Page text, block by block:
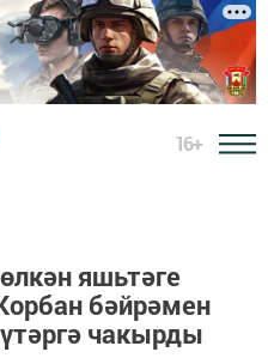
16+
яшьтәге
бәйрәмен
чакырды